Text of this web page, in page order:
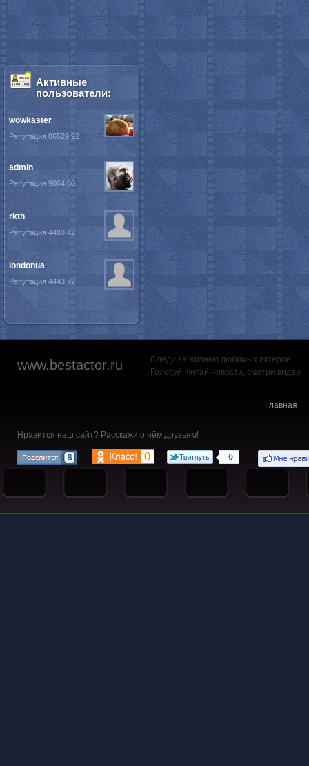
Активные
пользователи:
wowkaster
Репутация 86529.92
admin
Репутация 9064.00
rkth
Репутация 4483.42
londonua
Репутация 4443.92
www.bestactor.ru
Следи за жизнью любимых актеров
Голосуй, читай новости, смотри видео
Главная
Нравится наш сайт? Расскажи о нём друзьям!